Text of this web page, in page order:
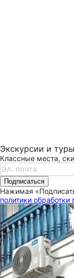
Экскурсии и
Классные места,
Подписаться
Нажимая
политики